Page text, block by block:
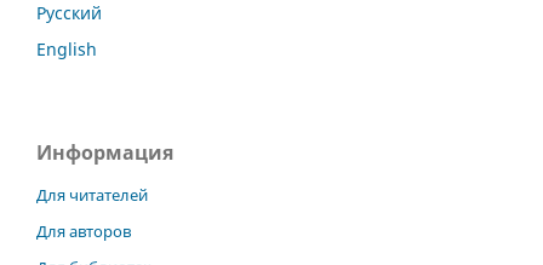
Русский
English
Информация
Для читателей
Для авторов